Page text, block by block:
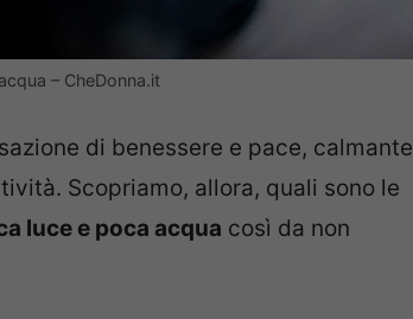
– CheDonna.it
di benessere e pace, calmante
Scopriamo, allora, quali sono le
luce e poca acqua così da non